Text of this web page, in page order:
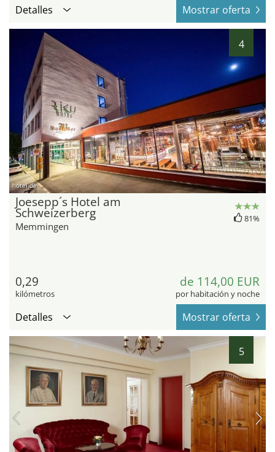
Detalles Mostrar oferta
4
hotel.de
Joesepp´s Hotel am
Schweizerberg
Memmingen
81%
0,29
kilómetros
de 114,00 EUR
por habitación y noche
Detalles Mostrar oferta
5